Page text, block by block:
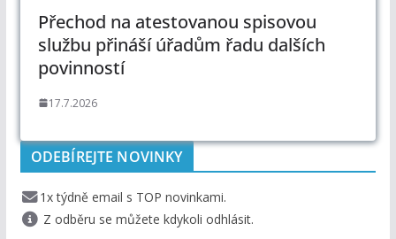
Přechod na atestovanou spisovou
službu přináší úřadům řadu dalších
povinností
17.7.2026
ODEBÍREJTE NOVINKY
1x týdně email s TOP novinkami.
Z odběru se můžete kdykoli odhlásit.